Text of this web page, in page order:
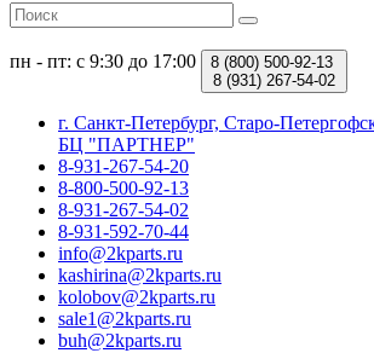
пн - пт: с 9:30 до 17:00 8 (800) 500-92-13
8 (931) 267-54-02
г. Санкт-Петербург, Старо-
БЦ "ПАРТНЕР"
8-931-267-54-20
8-800-500-92-13
8-931-267-54-02
8-931-592-70-44
info@2kparts.ru
kashirina@2kparts.ru
kolobov@2kparts.ru
sale1@2kparts.ru
buh@2kparts.ru